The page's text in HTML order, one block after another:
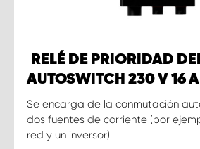
RELÉ DE PRIORIDAD
AUTOSWITCH 230 V 16 A
Se encarga de la conmutación
dos fuentes de corriente (por
red y un inversor).